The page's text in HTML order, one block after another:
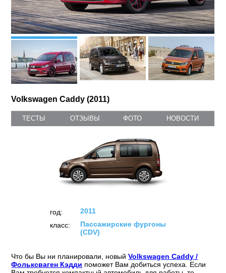
Volkswagen Caddy (2011)
ТЕСТЫ ОТЗЫВЫ ФОТО НОВОСТИ
год:
2011
класс:
Пассажирские фургоны
(CDV)
Что бы Вы ни планировали, новыйVolkswagen Caddy /
Фольксваген Кэдди поможет Вам добиться успеха. Если